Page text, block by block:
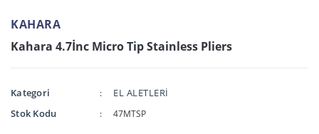
KAHARA
Kahara 4.7İnc Micro Tip Stainless Pliers
Kategori
EL ALETLERİ
Stok Kodu
47MTSP